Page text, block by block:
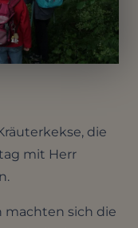
die
mit Herr
machten sich die